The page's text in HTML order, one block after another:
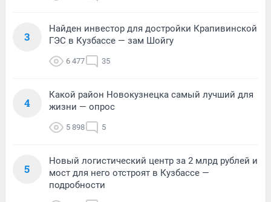
3
Найден инвестор для достройки Крапивинской
ГЭС в Кузбассе — зам Шойгу
6 477 35
4
Какой район Новокузнецка самый лучший для
жизни — опрос
5 898 5
5
Новый логистический центр за 2 млрд рублей и
мост для него отстроят в Кузбассе —
подробности